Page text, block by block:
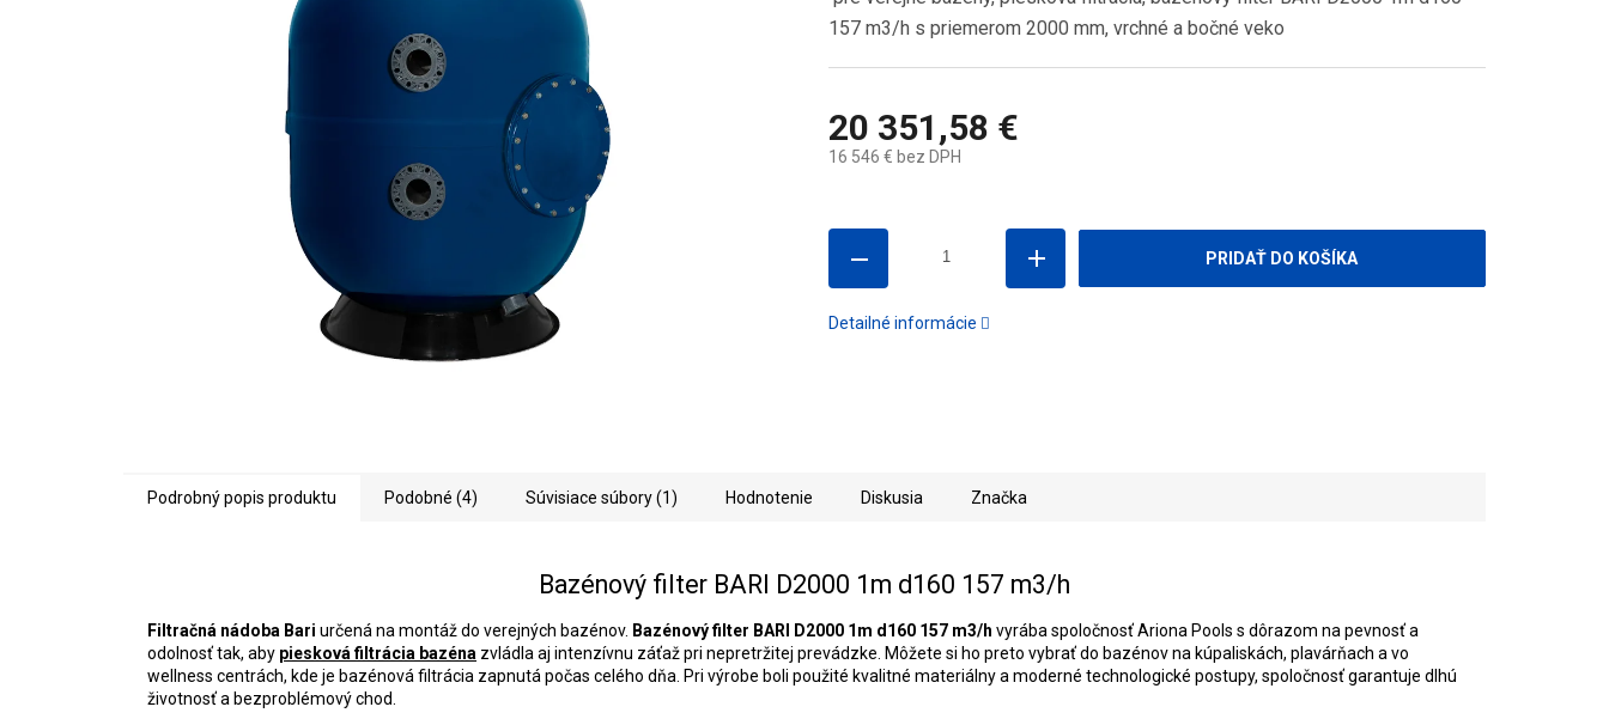
20 351,58 €
16 546 € bez DPH
PRIDAŤ DO KOŠÍKA
157 m3/h s priemerom 2000 mm, vrchné a bočné veko
Detailné informácie
Podrobný popis produktu Podobné (4) Súvisiace súbory (1) Hodnotenie Diskusia Značka
Bazénový filter BARI D2000 1m d160 157 m3/h
Filtračná nádoba Bari určená na montáž do verejných bazénov. Bazénový filter BARI D2000 1m d160 157 m3/h vyrába spoločnosť Ariona Pools s dôrazom na pevnosť a
odolnosť tak, aby piesková filtrácia bazéna zvládla aj intenzívnu záťaž pri nepretržitej prevádzke. Môžete si ho preto vybrať do bazénov na kúpaliskách, plavárňach a vo
wellness centrách, kde je bazénová filtrácia zapnutá počas celého dňa. Pri výrobe boli použité kvalitné materiálny a moderné technologické postupy, spoločnosť garantuje dlhú
životnosť a bezproblémový chod.